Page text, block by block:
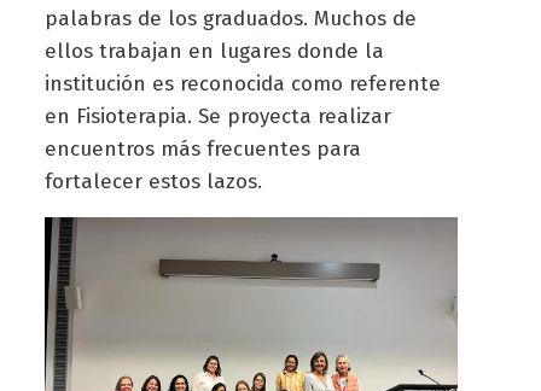
palabras de los graduados. Muchos de
ellos trabajan en lugares donde la
institución es reconocida como referente
en Fisioterapia. Se proyecta realizar
encuentros más frecuentes para
fortalecer estos lazos.